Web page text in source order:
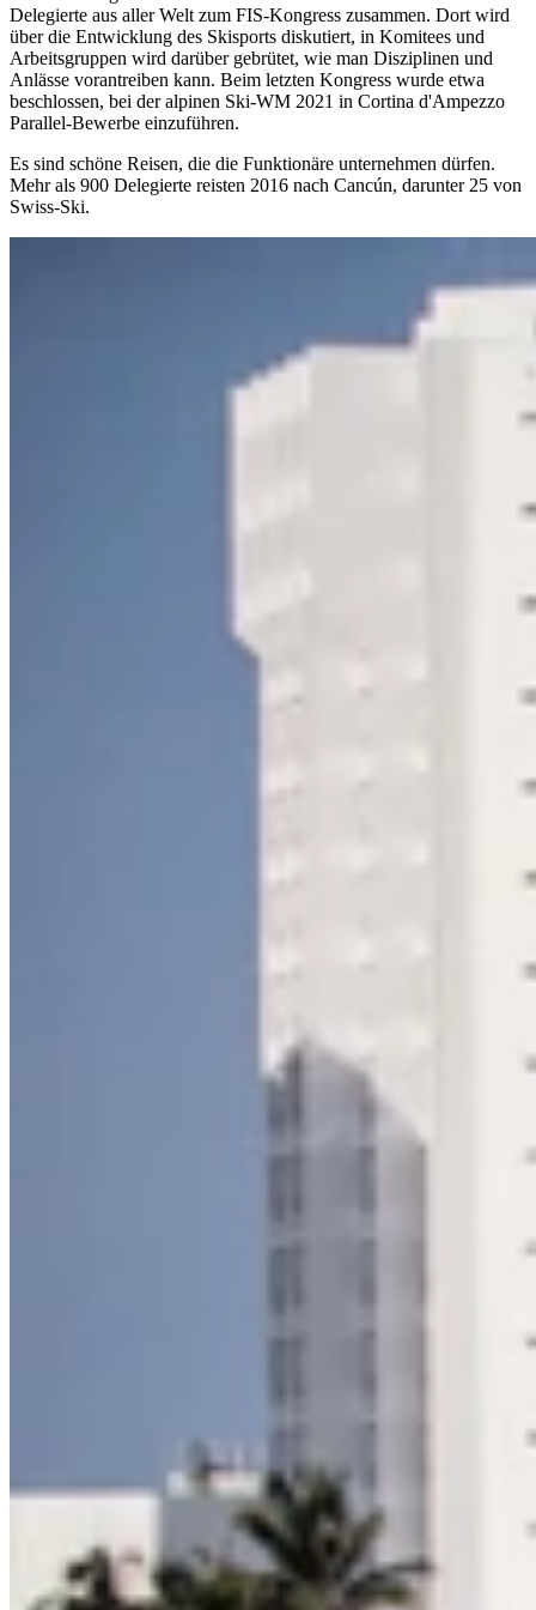
Delegierte aus aller Welt zum FIS-Kongress zusammen. Dort wird
über die Entwicklung des Skisports diskutiert, in Komitees und
Arbeitsgruppen wird darüber gebrütet, wie man Disziplinen und
Anlässe vorantreiben kann. Beim letzten Kongress wurde etwa
beschlossen, bei der alpinen Ski-WM 2021 in Cortina d'Ampezzo
Parallel-Bewerbe einzuführen.
Es sind schöne Reisen, die die Funktionäre unternehmen dürfen.
Mehr als 900 Delegierte reisten 2016 nach Cancún, darunter 25 von
Swiss-Ski.